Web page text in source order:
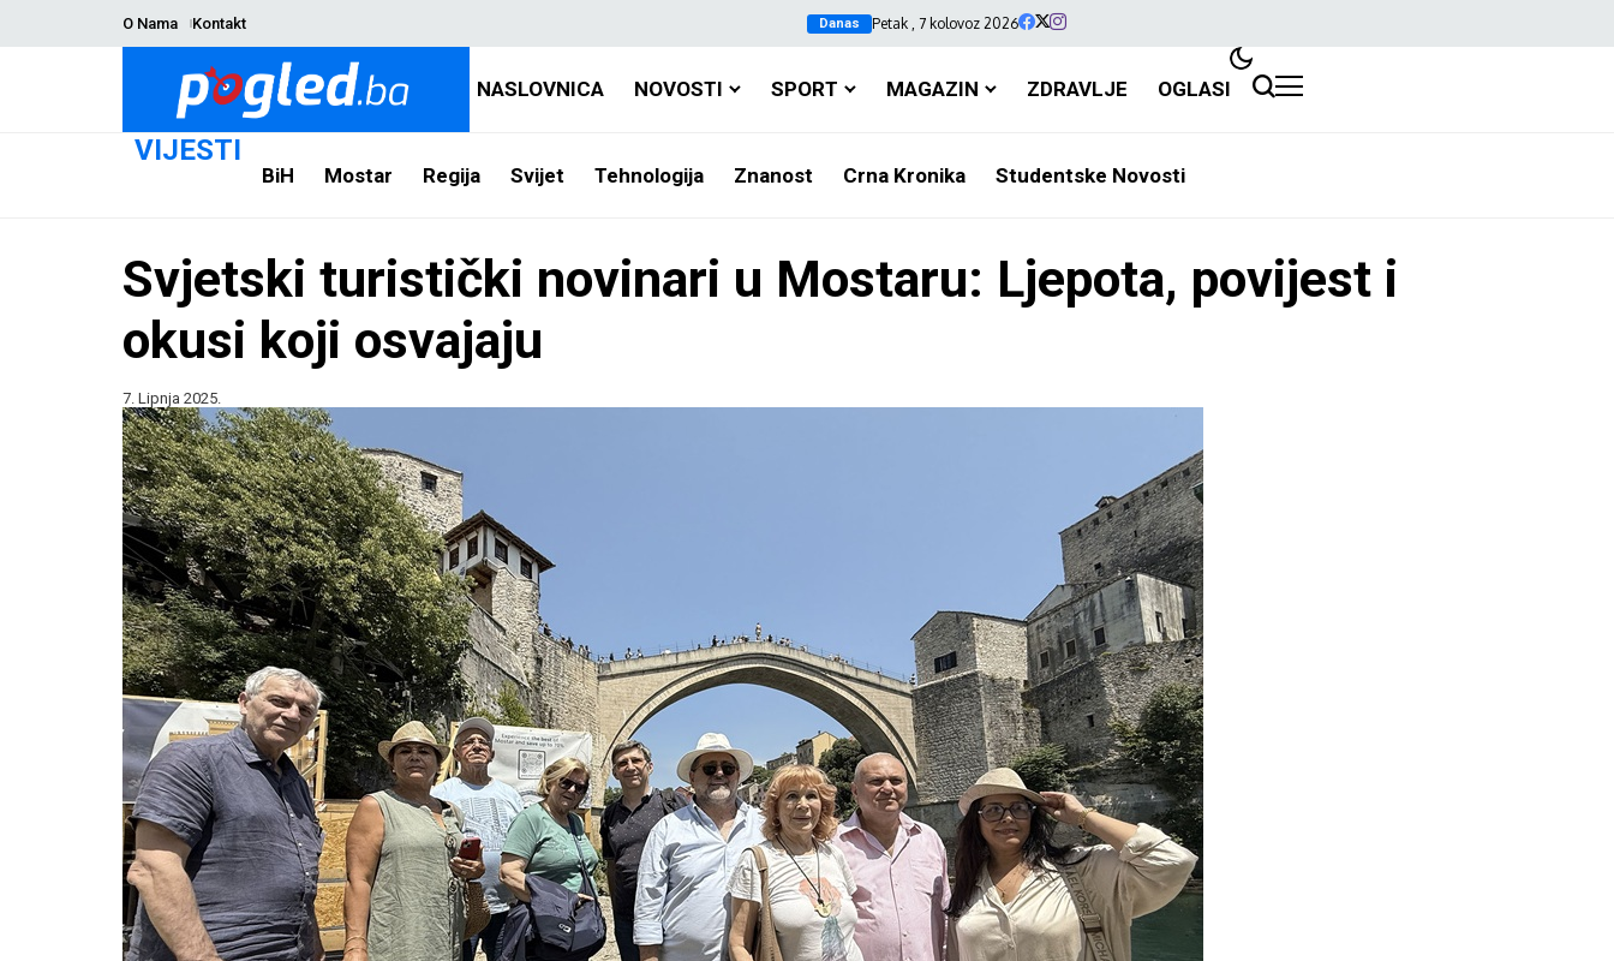
O Nama Kontakt Danas Petak , 7 kolovoz 2026
NASLOVNICA NOVOSTI SPORT MAGAZIN ZDRAVLJE OGLASI
VIJESTI
BiH Mostar Regija Svijet Tehnologija Znanost Crna Kronika Studentske Novosti
Svjetski turistički novinari u Mostaru: Ljepota, povijest i
okusi koji osvajaju
7. Lipnja 2025.